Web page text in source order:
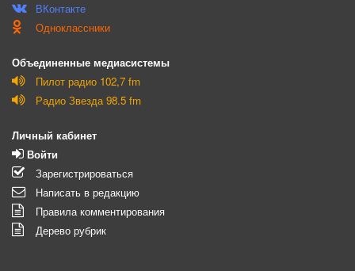
ВКонтакте
Одноклассники
Объединенные медиасистемы
Пилот радио 102,7 fm
Радио Звезда 98.5 fm
Личный кабинет
Войти
Зарегистрироваться
Написать в редакцию
Правила комментирования
Дерево рубрик